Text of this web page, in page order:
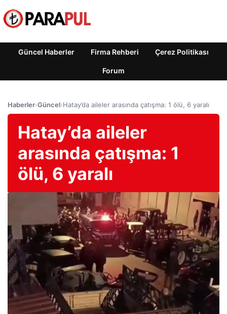
Güncel Haberler Firma Rehberi Çerez Politikası
Forum
Haberler›Güncel›Hatay’da aileler arasında çatışma: 1 ölü, 6 yaralı
Hatay’da aileler
arasında çatışma: 1
ölü, 6 yaralı